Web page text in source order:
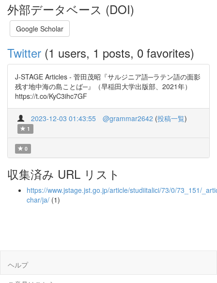
外部データベース (DOI)
Google Scholar
Twitter (1 users, 1 posts, 0 favorites)
J-STAGE Articles - 菅田茂昭『サルジニア語─ラテン語の面影
残す地中海の島ことば─』（早稲田大学出版部、2021年）
https://t.co/KyC3ihc7GF
2023-12-03 01:43:55 @grammar2642 (投稿一覧)
1
0
収集済み URL リスト
https://www.jstage.jst.go.jp/article/studiitalici/73/0/73_151/
char/ja/ (1)
ヘルプ